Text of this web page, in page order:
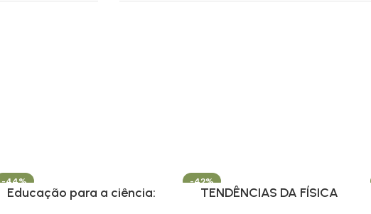
-44%
Educação para a ciência:
-42%
TENDÊNCIAS DA FÍSICA